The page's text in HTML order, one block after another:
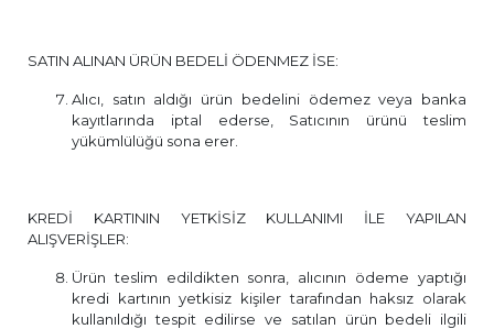
SATIN ALINAN ÜRÜN BEDELİ ÖDENMEZ İSE:
Alıcı, satın aldığı ürün bedelini ödemez veya banka
kayıtlarında iptal ederse, Satıcının ürünü teslim
yükümlülüğü sona erer.
KREDİ KARTININ YETKİSİZ KULLANIMI İLE YAPILAN
ALIŞVERİŞLER:
Ürün teslim edildikten sonra, alıcının ödeme yaptığı
kredi kartının yetkisiz kişiler tarafından haksız olarak
kullanıldığı tespit edilirse ve satılan ürün bedeli ilgili